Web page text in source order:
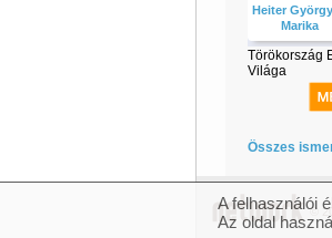
Heiter
Marika
Törökország
Világa
Összes
©
A felhasználói
Az oldal